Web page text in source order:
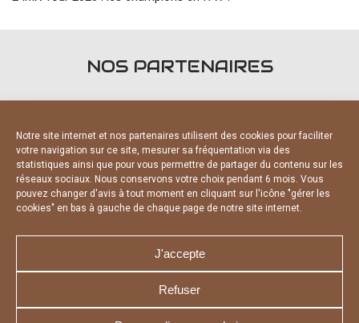
Notre site internet et nos partenaires utilisent des cookies pour faciliter
votre navigation sur ce site, mesurer sa fréquentation via des
statistiques ainsi que pour vous permettre de partager du contenu sur les
réseaux sociaux. Nous conservons votre choix pendant 6 mois. Vous
pouvez changer d'avis à tout moment en cliquant sur l'icône "gérer les
cookies" en bas à gauche de chaque page de notre site internet.
J'accepte
Refuser
NOS PARTENAIRES
FOURNISSEURS OFFICIELS
NOUS CONTACTER
MENTIONS LÉGALES